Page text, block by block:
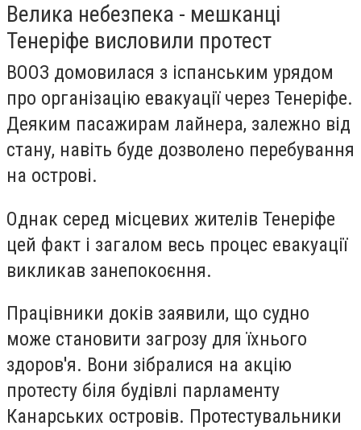
Велика небезпека - мешканці
Тенеріфе висловили протест
ВООЗ домовилася з іспанським урядом
про організацію евакуації через Тенеріфе.
Деяким пасажирам лайнера, залежно від
стану, навіть буде дозволено перебування
на острові.
Однак серед місцевих жителів Тенеріфе
цей факт і загалом весь процес евакуації
викликав занепокоєння.
Працівники доків заявили, що судно
може становити загрозу для їхнього
здоров'я. Вони зібралися на акцію
протесту біля будівлі парламенту
Канарських островів. Протестувальники